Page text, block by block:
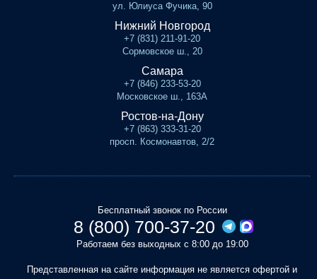
ул. Юлиуса Фучика, 90
Нижний Новгород
+7 (831) 211-91-20
Сормовское ш., 20
Самара
+7 (846) 233-53-20
Московское ш., 163А
Ростов-на-Дону
+7 (863) 333-31-20
просп. Космонавтов, 2/2
Бесплатный звонок по России
8 (800) 700-37-20
Работаем без выходных с 8:00 до 19:00
Представленная на сайте информация не является офертой и